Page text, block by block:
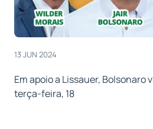
13 JUN 2024
Em apoio a Lissauer, Bolsonaro
terça-feira, 18